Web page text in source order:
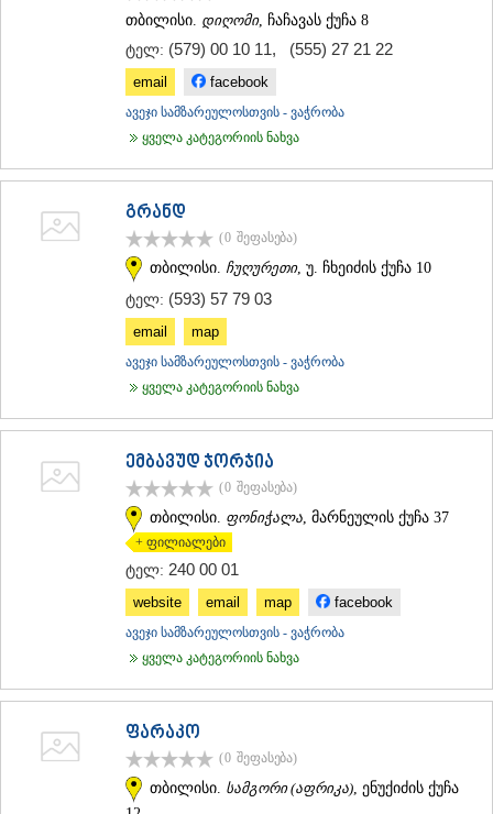
ᲡᲐᲛᲪᲮᲔ–ᲯᲐᲕᲐᲮᲔᲗᲘ
ᲐᲮᲐᲚᲥᲐᲚᲐᲥᲘ
ᲐᲑᲐᲡᲗᲣᲛᲐᲜᲘ
ᲕᲐᲚᲔ
ᲗᲔᲗᲠᲘᲬᲧᲐᲠᲝ
ᲨᲘᲓᲐ ᲥᲐᲠᲗᲚᲘ
ᲙᲐᲡᲞᲘ
თბილისი. დიღომი, ჩაჩავას ქუჩა 8
ტელ: (579) 00 10 11, (555) 27 21 22
email facebook
ავეჯი სამზარეულოსთვის - ვაჭრობა
ყველა კატეგორიის ნახვა
გრანდ
(0 შეფასება)
თბილისი. ჩუღურეთი, უ. ჩხეიძის ქუჩა 10
ტელ: (593) 57 79 03
email map
ავეჯი სამზარეულოსთვის - ვაჭრობა
ყველა კატეგორიის ნახვა
ემბავუდ ჯორჯია
(0 შეფასება)
თბილისი. ფონიჭალა , მარნეულის ქუჩა 37
+ ფილიალები
ტელ: 240 00 01
website email map facebook
ავეჯი სამზარეულოსთვის - ვაჭრობა
ყველა კატეგორიის ნახვა
ფარაკო
(0 შეფასება)
თბილისი. სამგორი (აფრიკა) , ენუქიძის ქუჩა